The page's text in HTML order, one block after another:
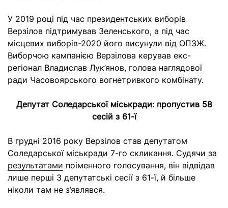
У 2019 році під час президентських виборів
Верзілов підтримував Зеленського, а під час
місцевих виборів-2020 його висунули від ОПЗЖ.
Виборчою кампанією Верзілова керував екс-
регіонал Владислав Лук’янов, голова наглядової
ради Часовоярського вогнетривкого комбінату.
Депутат Соледарської міськради: пропустив 58
сесій з 61-ї
В грудні 2016 року Верзілов став депутатом
Соледарської міськради 7-го скликання. Судячи за
результатами поіменного голосування, він відвідав
лише перші 3 депутатські сесії з 61-ї, й більше
ніколи там не з’являвся.